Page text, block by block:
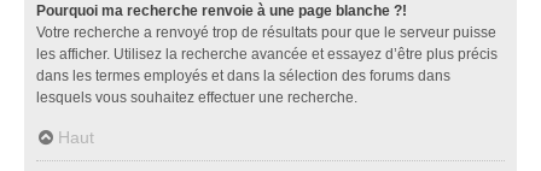
Pourquoi ma recherche renvoie à une page blanche ?!
Votre recherche a renvoyé trop de résultats pour que le serveur puisse
les afficher. Utilisez la recherche avancée et essayez d’être plus précis
dans les termes employés et dans la sélection des forums dans
lesquels vous souhaitez effectuer une recherche.
Haut